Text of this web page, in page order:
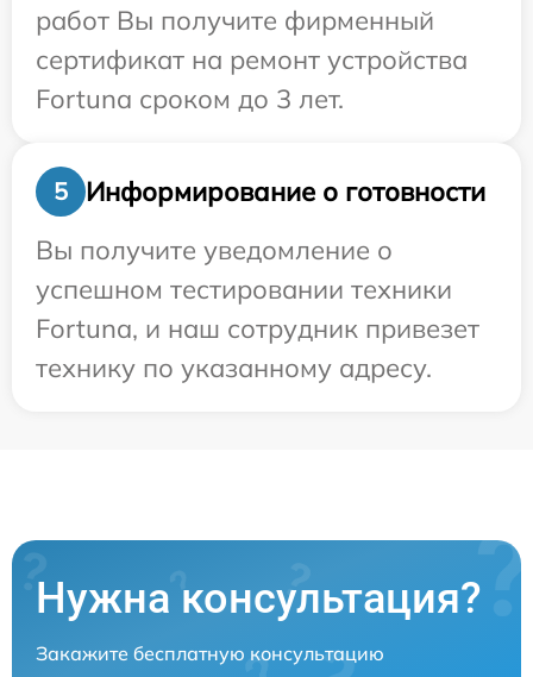
работ Вы получите фирменный
сертификат на ремонт устройства
Fortuna сроком до 3 лет.
5
Информирование о готовности
Вы получите уведомление о
успешном тестировании техники
Fortuna, и наш сотрудник привезет
технику по указанному адресу.
Нужна консультация?
Закажите бесплатную консультацию